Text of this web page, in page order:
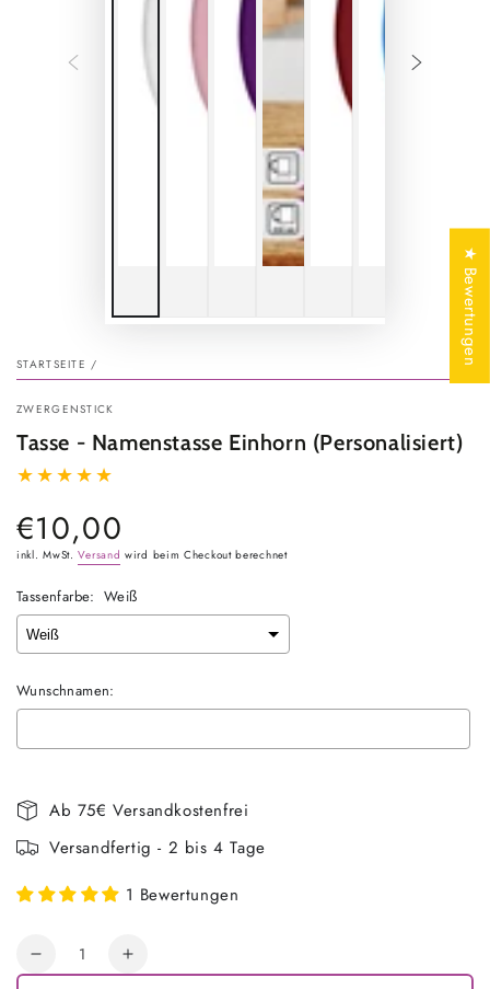
STARTSEITE /
ZWERGENSTICK
Tasse - Namenstasse Einhorn (Personalisiert)
Regulärer
Preis
€10,00
inkl. MwSt.Versand wird beim Checkout berechnet
Tassenfarbe: Weiß
Wunschnamen:
Ab 75€ Versandkostenfrei
Versandfertig - 2 bis 4 Tage
1 Bewertungen
Anzahl
Verringere Erhöhe
★ Bewertungen